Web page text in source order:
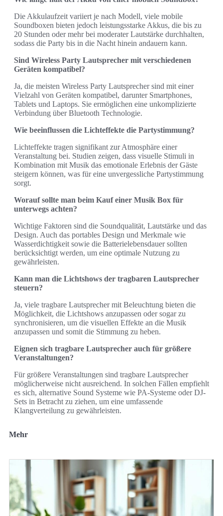
Die Akkulaufzeit variiert je nach Modell, viele mobile
Soundboxen bieten jedoch leistungsstarke Akkus, die bis zu
20 Stunden oder mehr bei moderater Lautstärke durchhalten,
sodass die Party bis in die Nacht hinein andauern kann.
Sind Wireless Party Lautsprecher mit verschiedenen
Geräten kompatibel?
Ja, die meisten Wireless Party Lautsprecher sind mit einer
Vielzahl von Geräten kompatibel, darunter Smartphones,
Tablets und Laptops. Sie ermöglichen eine unkomplizierte
Verbindung über Bluetooth Technologie.
Wie beeinflussen die Lichteffekte die Partystimmung?
Lichteffekte tragen signifikant zur Atmosphäre einer
Veranstaltung bei. Studien zeigen, dass visuelle Stimuli in
Kombination mit Musik das emotionale Erlebnis der Gäste
steigern können, was für eine unvergessliche Partystimmung
sorgt.
Worauf sollte man beim Kauf einer Musik Box für
unterwegs achten?
Wichtige Faktoren sind die Soundqualität, Lautstärke und das
Design. Auch das portables Design und Merkmale wie
Wasserdichtigkeit sowie die Batterielebensdauer sollten
berücksichtigt werden, um eine optimale Nutzung zu
gewährleisten.
Kann man die Lichtshows der tragbaren Lautsprecher
steuern?
Ja, viele tragbare Lautsprecher mit Beleuchtung bieten die
Möglichkeit, die Lichtshows anzupassen oder sogar zu
synchronisieren, um die visuellen Effekte an die Musik
anzupassen und somit die Stimmung zu heben.
Eignen sich tragbare Lautsprecher auch für größere
Veranstaltungen?
Für größere Veranstaltungen sind tragbare Lautsprecher
möglicherweise nicht ausreichend. In solchen Fällen empfiehlt
es sich, alternative Sound Systeme wie PA-Systeme oder DJ-
Sets in Betracht zu ziehen, um eine umfassende
Klangverteilung zu gewährleisten.
Mehr